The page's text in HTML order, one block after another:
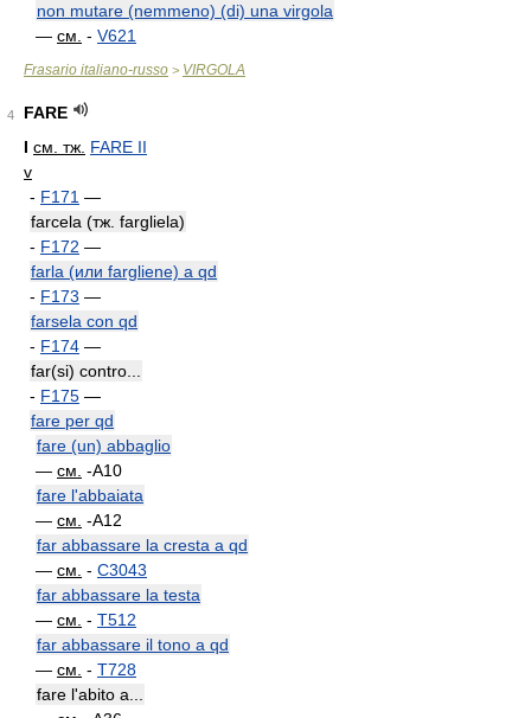
non mutare (nemmeno) (di) una virgola
— см. - V621
Frasario italiano-russo > VIRGOLA
4
FARE
I см. тж. FARE II
v
- F171 —
farcela (тж. fargliela)
- F172 —
farla (или fargliene) a qd
- F173 —
farsela con qd
- F174 —
far(si) contro...
- F175 —
fare per qd
fare (un) abbaglio
— см. -A10
fare l'abbaiata
— см. -A12
far abbassare la cresta a qd
— см. - C3043
far abbassare la testa
— см. - T512
far abbassare il tono a qd
— см. - T728
fare l'abito a...